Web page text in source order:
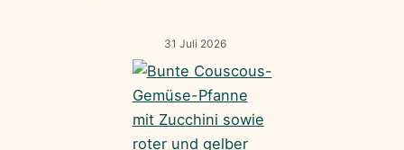
31 Juli 2026